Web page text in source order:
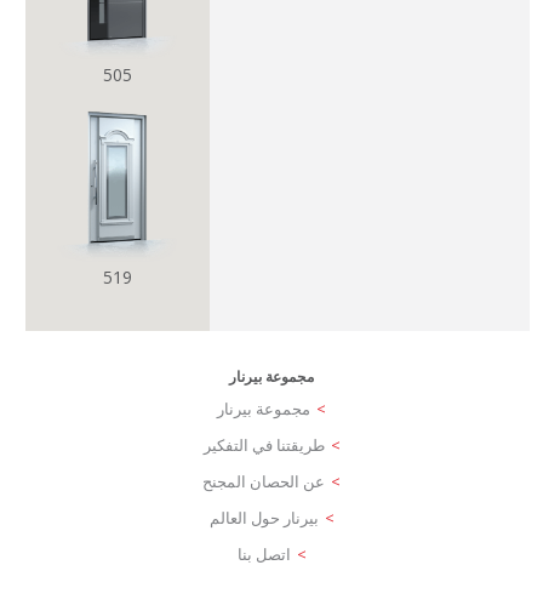
505
519
مجموعة بيرنار
مجموعة بيرنار
طريقتنا في التفكير
عن الحصان المجنح
بيرنار حول العالم
اتصل بنا